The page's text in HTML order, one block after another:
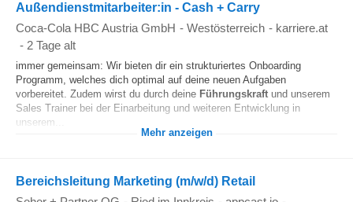
Außendienstmitarbeiter:in - Cash + Carry
Coca-Cola HBC Austria GmbH - Westösterreich - karriere.at
- 2 Tage alt
immer gemeinsam: Wir bieten dir ein strukturiertes Onboarding
Programm, welches dich optimal auf deine neuen Aufgaben
vorbereitet. Zudem wirst du durch deine Führungskraft und unserem
Sales Trainer bei der Einarbeitung und weiteren Entwicklung in
unserem...
Mehr anzeigen
Bereichsleitung Marketing (m/w/d) Retail